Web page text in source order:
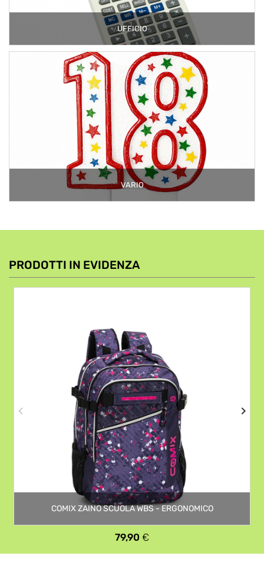
UFFICIO
VARIO
PRODOTTI IN EVIDENZA
COMIX ZAINO SCUOLA WBS - ERGONOMICO
Prezzo
79,90 €